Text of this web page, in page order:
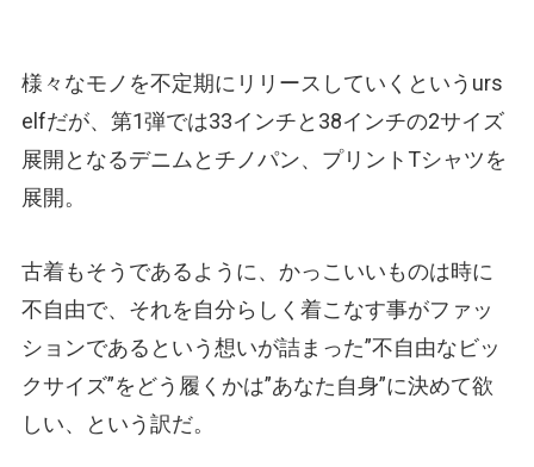
様々なモノを不定期にリリースしていくというurs
elfだが、第1弾では33インチと38インチの2サイズ
展開となるデニムとチノパン、プリントTシャツを
展開。
古着もそうであるように、かっこいいものは時に
不自由で、それを自分らしく着こなす事がファッ
ションであるという想いが詰まった”不自由なビッ
クサイズ”をどう履くかは”あなた自身”に決めて欲
しい、という訳だ。